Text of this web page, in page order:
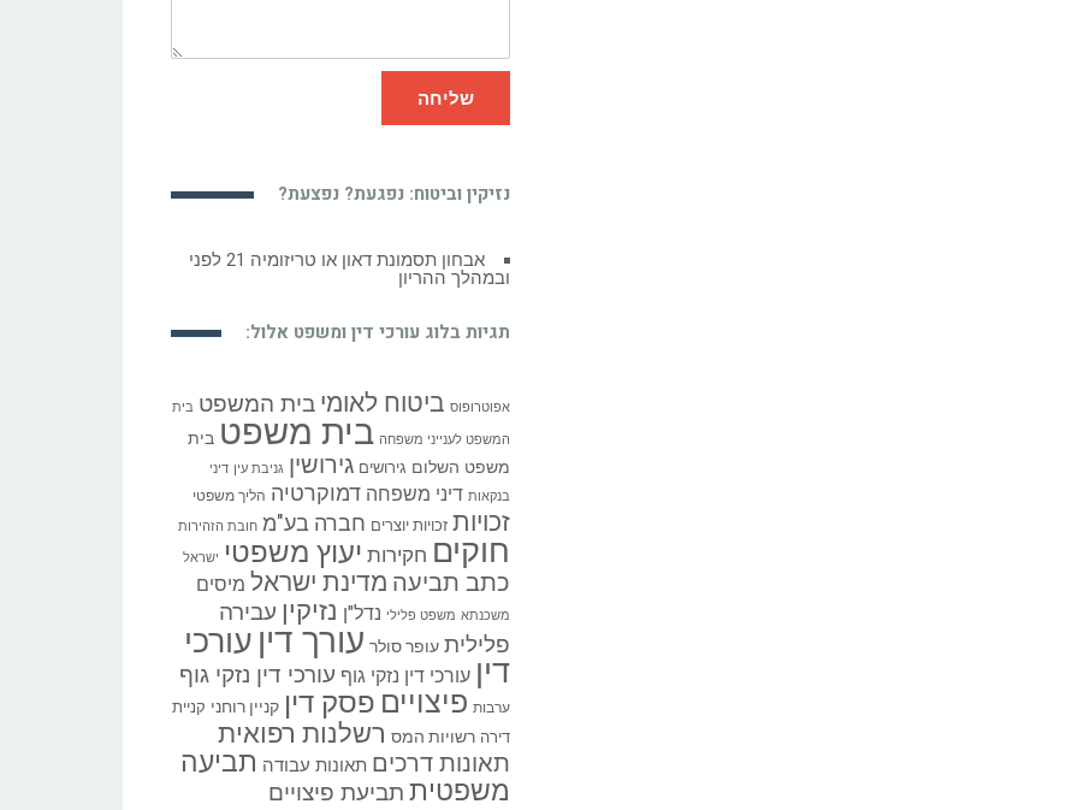
שליחה
נזיקין וביטוח: נפגעת? נפצעת?
ביטוח לאומי – סוגי תביעות למוסד,
גמלאות וקיצבאות
תגיות בלוג עורכי דין ומשפט אלול:
אפוטרופוס ביטוח לאומי בית המשפט בית
המשפט לענייני משפחה בית משפט בית
משפט השלום גירושים גירושין גניבת עין דיני
בנקאות דיני משפחה דמוקרטיה הליך משפטי
זכויות זכויות יוצרים חברה בע"מ חובת הזהירות
חוקים חקירות יעוץ משפטי ישראל
כתב תביעה מדינת ישראל מיסים
משכנתא משפט פלילי נדל"ן נזיקין עבירה
פלילית עופר סולר עורך דין עורכי
דין עורכי דין נזקי גוף עורכי דין נזקי גוף
ערבות פיצויים פסק דין קניין רוחני קניית
דירה רשויות המס רשלנות רפואית
תאונות דרכים תאונות עבודה תביעה
משפטית תביעת פיצויים